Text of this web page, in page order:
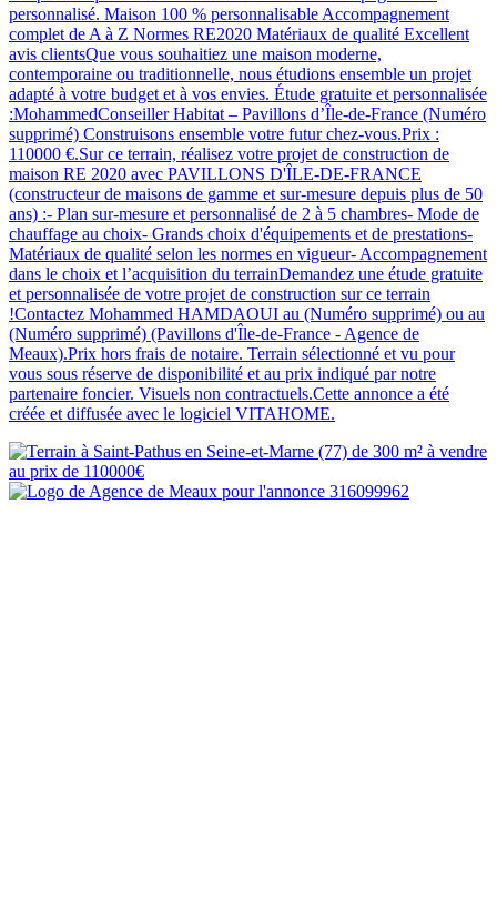
personnalisé. Maison 100 % personnalisable Accompagnement
complet de A à Z Normes RE2020 Matériaux de qualité Excellent
avis clientsQue vous souhaitiez une maison moderne,
contemporaine ou traditionnelle, nous étudions ensemble un projet
adapté à votre budget et à vos envies. Étude gratuite et personnalisée
:MohammedConseiller Habitat – Pavillons d’Île-de-France (Numéro
supprimé) Construisons ensemble votre futur chez-vous.Prix :
110000 €.Sur ce terrain, réalisez votre projet de construction de
maison RE 2020 avec PAVILLONS D'ÎLE-DE-FRANCE
(constructeur de maisons de gamme et sur-mesure depuis plus de 50
ans) :- Plan sur-mesure et personnalisé de 2 à 5 chambres- Mode de
chauffage au choix- Grands choix d'équipements et de prestations-
Matériaux de qualité selon les normes en vigueur- Accompagnement
dans le choix et l’acquisition du terrainDemandez une étude gratuite
et personnalisée de votre projet de construction sur ce terrain
!Contactez Mohammed HAMDAOUI au (Numéro supprimé) ou au
(Numéro supprimé) (Pavillons d'Île-de-France - Agence de
Meaux).Prix hors frais de notaire. Terrain sélectionné et vu pour
vous sous réserve de disponibilité et au prix indiqué par notre
partenaire foncier. Visuels non contractuels.Cette annonce a été
créée et diffusée avec le logiciel VITAHOME.